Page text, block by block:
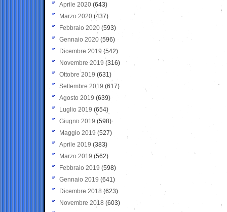
Aprile 2020 (643)
Marzo 2020 (437)
Febbraio 2020 (593)
Gennaio 2020 (596)
Dicembre 2019 (542)
Novembre 2019 (316)
Ottobre 2019 (631)
Settembre 2019 (617)
Agosto 2019 (639)
Luglio 2019 (654)
Giugno 2019 (598)
Maggio 2019 (527)
Aprile 2019 (383)
Marzo 2019 (562)
Febbraio 2019 (598)
Gennaio 2019 (641)
Dicembre 2018 (623)
Novembre 2018 (603)